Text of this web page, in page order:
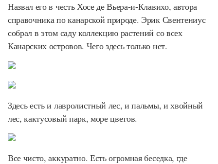
Назвал его в честь Хосе де Вьера-и-Клавихо, автора
справочника по канарской природе. Эрик Свентениус
собрал в этом саду коллекцию растений со всех
Канарских островов. Чего здесь только нет.
Здесь есть и лавролистный лес, и пальмы, и хвойный
лес, кактусовый парк, море цветов.
Все чисто, аккуратно. Есть огромная беседка, где